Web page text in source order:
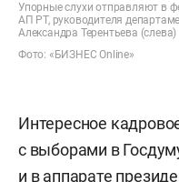
Упорные слухи отправляют в
АП РТ, руководителя
Александра Терентьева (слева)
Фото: «БИЗНЕС Online»
Интересное
с выборами в
и в аппарате